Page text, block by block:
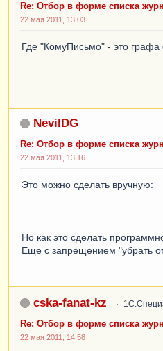
Re: Отбор в форме списка
22 мая 2011, 13:03
Где "КомуПисьмо" - это графа
NevilDG
Re: Отбор в форме списка
22 мая 2011, 13:16
Это можно сделать вручную:
Но как это сделать
Еще с запрещением "убрать
cska-fanat-kz
Re: Отбор в форме списка
22 мая 2011, 14:58